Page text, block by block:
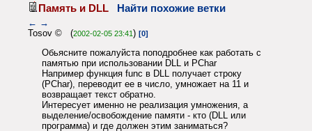
Память и DLL Найти похожие ветки
← →
Tosov © (2002-02-05 23:41) [0]
Обьясните пожалуйста поподробнее как работать с
памятью при использовании DLL и PChar
Например функция func в DLL получает строку
(PChar), переводит ее в число, умножает на 11 и
возвращает текст обратно.
Интересует именно не реализация умножения, а
выделение/освобождение памяти - кто (DLL или
программа) и где должен этим заниматься?